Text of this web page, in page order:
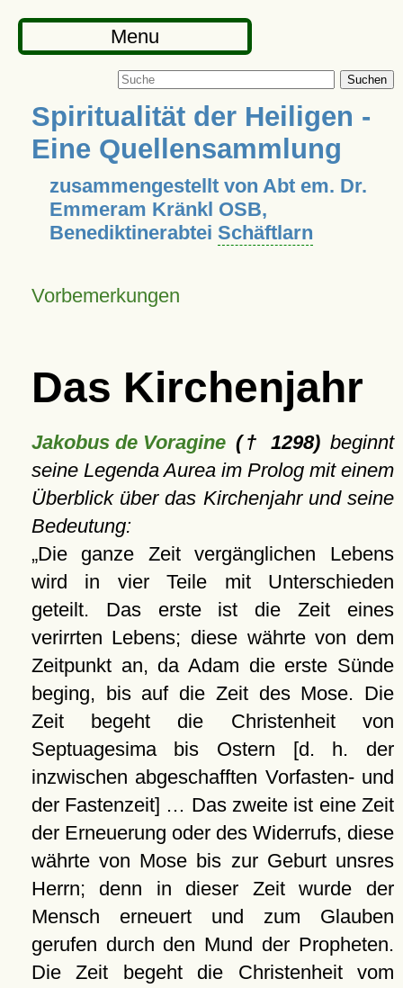
Menu
Suchen
Spiritualität der Heiligen -
Eine Quellensammlung
zusammengestellt von Abt em. Dr.
Emmeram Kränkl OSB,
Benediktinerabtei Schäftlarn
Vorbemerkungen
Das Kirchenjahr
Jakobus de Voragine(† 1298) beginnt
seine Legenda Aurea im Prolog mit einem
Überblick über das Kirchenjahr und seine
Bedeutung:
Die ganze Zeit vergänglichen Lebens
wird in vier Teile mit Unterschieden
geteilt. Das erste ist die Zeit eines
verirrten Lebens; diese währte von dem
Zeitpunkt an, da Adam die erste Sünde
beging, bis auf die Zeit des Mose. Die
Zeit begeht die Christenheit von
Septuagesima bis Ostern [d. h. der
inzwischen abgeschafften Vorfasten- und
der Fastenzeit] … Das zweite ist eine Zeit
der Erneuerung oder des Widerrufs, diese
währte von Mose bis zur Geburt unsres
Herrn; denn in dieser Zeit wurde der
Mensch erneuert und zum Glauben
gerufen durch den Mund der Propheten.
Die Zeit begeht die Christenheit vom